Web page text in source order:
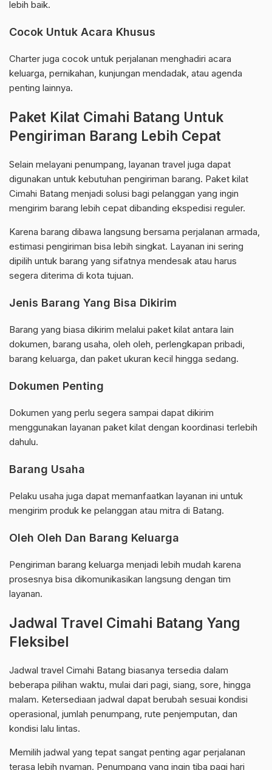
lebih baik.
Cocok Untuk Acara Khusus
Charter juga cocok untuk perjalanan menghadiri acara
keluarga, pernikahan, kunjungan mendadak, atau agenda
penting lainnya.
Paket Kilat Cimahi Batang Untuk
Pengiriman Barang Lebih Cepat
Selain melayani penumpang, layanan travel juga dapat
digunakan untuk kebutuhan pengiriman barang. Paket kilat
Cimahi Batang menjadi solusi bagi pelanggan yang ingin
mengirim barang lebih cepat dibanding ekspedisi reguler.
Karena barang dibawa langsung bersama perjalanan armada,
estimasi pengiriman bisa lebih singkat. Layanan ini sering
dipilih untuk barang yang sifatnya mendesak atau harus
segera diterima di kota tujuan.
Jenis Barang Yang Bisa Dikirim
Barang yang biasa dikirim melalui paket kilat antara lain
dokumen, barang usaha, oleh oleh, perlengkapan pribadi,
barang keluarga, dan paket ukuran kecil hingga sedang.
Dokumen Penting
Dokumen yang perlu segera sampai dapat dikirim
menggunakan layanan paket kilat dengan koordinasi terlebih
dahulu.
Barang Usaha
Pelaku usaha juga dapat memanfaatkan layanan ini untuk
mengirim produk ke pelanggan atau mitra di Batang.
Oleh Oleh Dan Barang Keluarga
Pengiriman barang keluarga menjadi lebih mudah karena
prosesnya bisa dikomunikasikan langsung dengan tim
layanan.
Jadwal Travel Cimahi Batang Yang
Fleksibel
Jadwal travel Cimahi Batang biasanya tersedia dalam
beberapa pilihan waktu, mulai dari pagi, siang, sore, hingga
malam. Ketersediaan jadwal dapat berubah sesuai kondisi
operasional, jumlah penumpang, rute penjemputan, dan
kondisi lalu lintas.
Memilih jadwal yang tepat sangat penting agar perjalanan
terasa lebih nyaman. Penumpang yang ingin tiba pagi hari